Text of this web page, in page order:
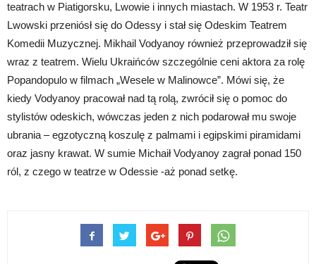
teatrach w Piatigorsku, Lwowie i innych miastach. W 1953 r. Teatr
Lwowski przeniósł się do Odessy i stał się Odeskim Teatrem
Komedii Muzycznej. Mikhail Vodyanoy również przeprowadził się
wraz z teatrem. Wielu Ukraińców szczególnie ceni aktora za rolę
Popandopulo w filmach „Wesele w Malinowce”. Mówi się, że
kiedy Vodyanoy pracował nad tą rolą, zwrócił się o pomoc do
stylistów odeskich, wówczas jeden z nich podarował mu swoje
ubrania – egzotyczną koszulę z palmami i egipskimi piramidami
oraz jasny krawat. W sumie Michaił Vodyanoy zagrał ponad 150
ról, z czego w teatrze w Odessie -aż ponad setkę.